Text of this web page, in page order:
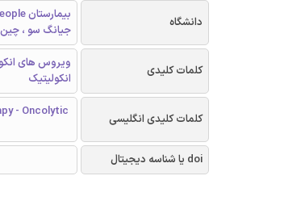
دانشگاه
جیانگ سو ، چین
کلمات کلیدی
ویروس های
انکولیتیک
کلمات کلیدی انگلیسی
- Oncolytic
doi یا شناسه دیجیتال